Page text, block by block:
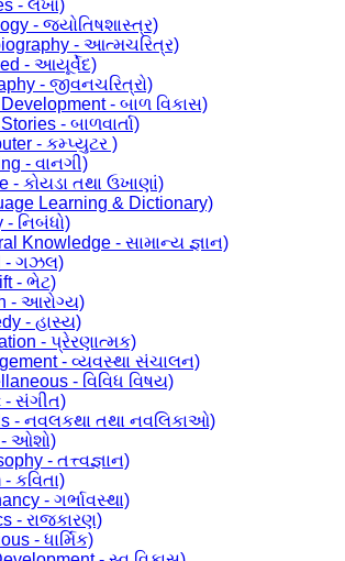
- લેખો)
- જ્યોતિષશાસ્ત્ર)
- આત્મચરિત્ર)
- આયૂર્વેદ)
- જીવનચરિત્રો)
- બાળ વિકાસ)
- બાળવાર્તા)
- કમ્પ્યુટર )
- વાનગી)
- કોયડા તથા ઉખાણાં)
Learning & Dictionary)
- નિબંધો)
Knowledge - સામાન્ય જ્ઞાન)
- ગઝલ)
- ભેટ)
- આરોગ્ય)
- હાસ્ય)
- પ્રેરણાત્મક)
- વ્યવસ્થા સંચાલન)
- વિવિધ વિષય)
- સંગીત)
- નવલકથા તથા નવલિકાઓ)
- ઓશો)
- તત્ત્વજ્ઞાન)
કવિતા)
- ગર્ભાવસ્થા)
- રાજકારણ)
- ધાર્મિક)